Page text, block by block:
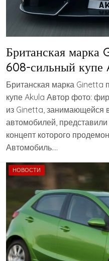
Британская марка
608-сильный купе
Британская марка Ginetta
купе Akula Автор фото:
из Ginetta, занимающейся
автомобилей,
концепт которого
Автомобиль….
НОВОСТИ